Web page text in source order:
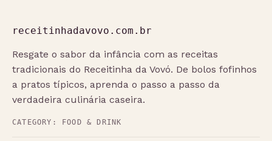
receitinhadavovo.com.br
Resgate o sabor da infância com as receitas
tradicionais do Receitinha da Vovó. De bolos fofinhos
a pratos típicos, aprenda o passo a passo da
verdadeira culinária caseira.
CATEGORY: FOOD & DRINK